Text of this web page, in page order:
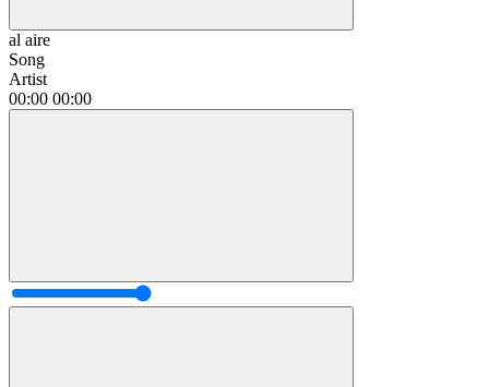
al aire
Song
Artist
00:00 00:00